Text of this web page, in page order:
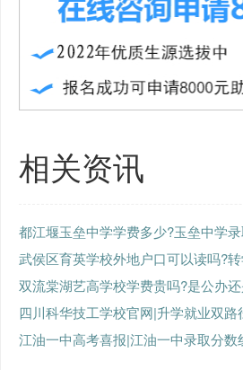
相关资讯
都江堰玉垒中学学费多少?玉垒中学
武侯区育英学校外地户口可以读吗?
双流棠湖艺高学校学费贵吗?是公办
四川科华技工学校官网|升学就业双路
江油一中高考喜报|江油一中录取分数